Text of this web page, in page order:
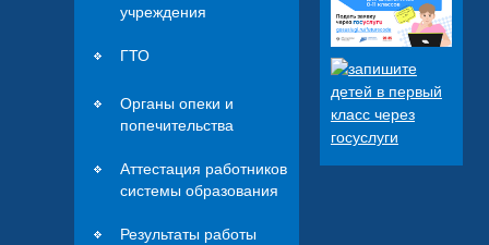
учреждения
ГТО
Органы опеки и
попечительства
Аттестация работников
системы образования
Результаты работы